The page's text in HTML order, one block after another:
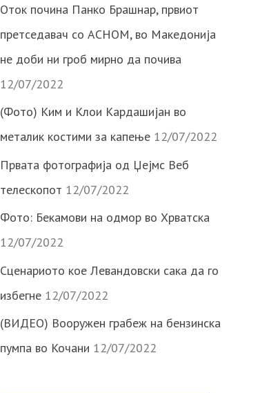
Оток почина Панко Брашнар, првиот
претседавач со АСНОМ, во Македонија
не доби ни гроб мирно да почива
12/07/2022
(Фото) Ким и Клои Кардашијан во
металик костими за капење 12/07/2022
Првата фотографија од Џејмс Веб
телескопот 12/07/2022
Фото: Бекамови на одмор во Хрватска
12/07/2022
Сценариото кое Левандовски сака да го
избегне 12/07/2022
(ВИДЕО) Вооружен грабеж на бензинска
пумпа во Кочани 12/07/2022